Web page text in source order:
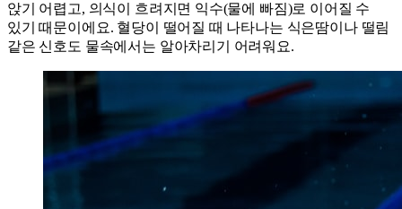
앉기 어렵고, 의식이 흐려지면 익수(물에 빠짐)로 이어질 수
있기 때문이에요. 혈당이 떨어질 때 나타나는 식은땀이나 떨림
같은 신호도 물속에서는 알아차리기 어려워요.